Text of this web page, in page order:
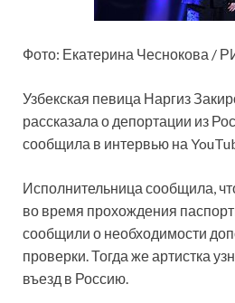
Фото: Екатерина Чеснокова /
Узбекская певица Наргиз
рассказала о депортации из
сообщила в интервью на
Исполнительница сообщила,
во время прохождения
сообщили о необходимости
проверки. Тогда же артистка
въезд в Россию.